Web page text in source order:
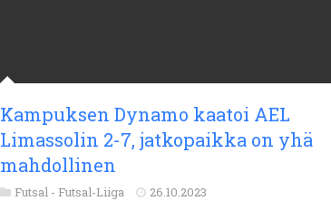
Kampuksen Dynamo kaatoi AEL
Limassolin 2-7, jatkopaikka on yhä
mahdollinen
Futsal - Futsal-Liiga 26.10.2023